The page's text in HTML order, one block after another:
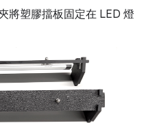
將塑膠擋板固定在 LED 燈